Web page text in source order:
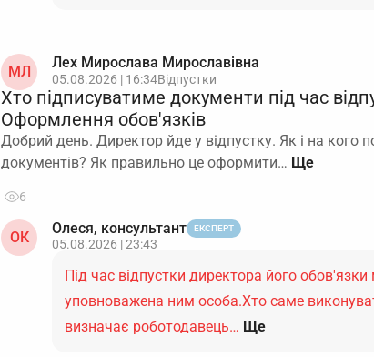
МЛ
Лех Мирослава Мирославівна
05.08.2026 | 16:34Відпустки
Хто підписуватиме документи під час
Оформлення обов'язків
Добрий день. Директор йде у відпустку. Як і на кого
документів? Як правильно це оформити…
6
ОК
Олеся, консультант ЕКСПЕРТ
05.08.2026 | 23:43
Під час відпустки директора його
уповноважена ним особа.Хто саме
визначає роботодавець… Ще